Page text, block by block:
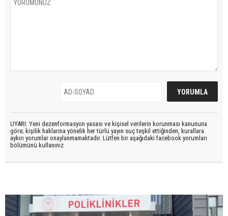
UYARI: Yeni dezenformasyon yasası ve kişisel verilerin korunması kanununa
göre; kişilik haklarına yönelik her türlü yayın suç teşkil ettiğinden, kurallara
aykırı yorumlar onaylanmamaktadır. Lütfen bir aşağıdaki facebook yorumları
bölümünü kullanınız